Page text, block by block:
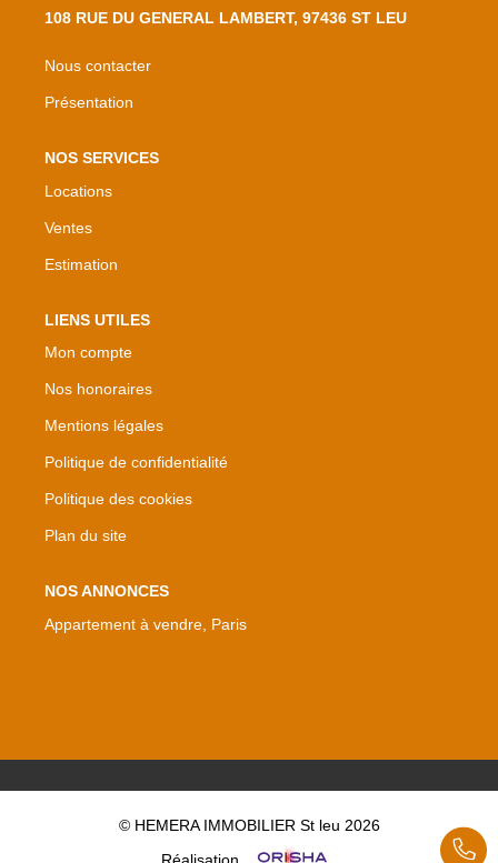
108 RUE DU GENERAL LAMBERT, 97436 ST LEU
Nous contacter
Présentation
NOS SERVICES
Locations
Ventes
Estimation
LIENS UTILES
Mon compte
Nos honoraires
Mentions légales
Politique de confidentialité
Politique des cookies
Plan du site
NOS ANNONCES
Appartement à vendre, Paris
© HEMERA IMMOBILIER St leu 2026
Réalisation